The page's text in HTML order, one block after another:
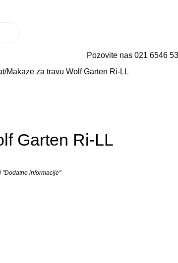
Pozovite nas 021 6546
Makaze za travu Wolf Garten Ri-LL
Garten Ri-LL
"Dodatne informacije"